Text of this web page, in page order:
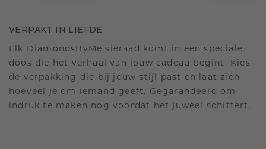
VERPAKT IN LIEFDE
Elk DiamondsByMe sieraad komt in een speciale
doos die het verhaal van jouw cadeau begint. Kies
de verpakking die bij jouw stijl past en laat zien
hoeveel je om iemand geeft. Gegarandeerd om
indruk te maken nog voordat het juweel schittert.